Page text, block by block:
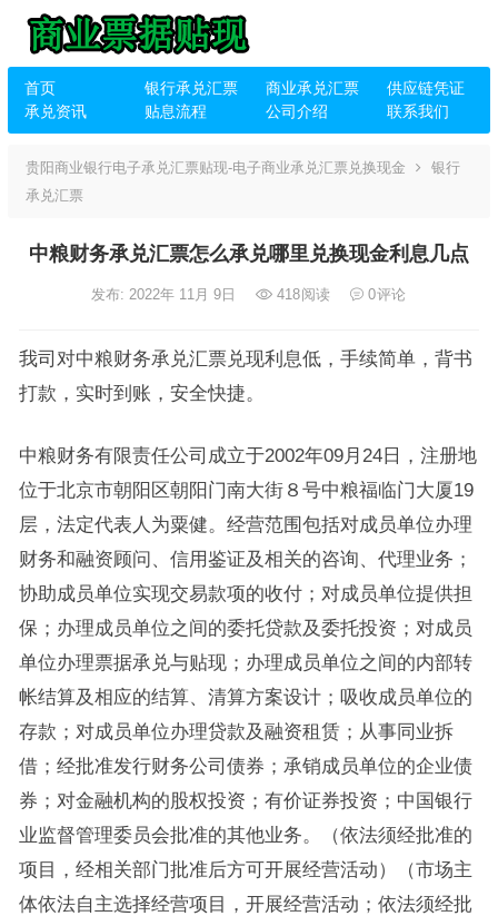
首页 银行承兑汇票 商业承兑汇票
供应链凭证
承兑资讯
贴息流程 公司介绍 联系我们
贵阳商业银行电子承兑汇票贴现-电子商业承兑汇票兑换现金
银行
承兑汇票
中粮财务承兑汇票怎么承兑哪里兑换现金利息几点
发布: 2022年 11月 9日 418阅读 0评论
我司对中粮财务承兑汇票兑现利息低，手续简单，背书
打款，实时到账，安全快捷。
中粮财务有限责任公司成立于2002年09月24日，注册地
位于北京市朝阳区朝阳门南大街８号中粮福临门大厦19
层，法定代表人为粟健。经营范围包括对成员单位办理
财务和融资顾问、信用鉴证及相关的咨询、代理业务；
协助成员单位实现交易款项的收付；对成员单位提供担
保；办理成员单位之间的委托贷款及委托投资；对成员
单位办理票据承兑与贴现；办理成员单位之间的内部转
帐结算及相应的结算、清算方案设计；吸收成员单位的
存款；对成员单位办理贷款及融资租赁；从事同业拆
借；经批准发行财务公司债券；承销成员单位的企业债
券；对金融机构的股权投资；有价证券投资；中国银行
业监督管理委员会批准的其他业务。（依法须经批准的
项目，经相关部门批准后方可开展经营活动）（市场主
体依法自主选择经营项目，开展经营活动；依法须经批